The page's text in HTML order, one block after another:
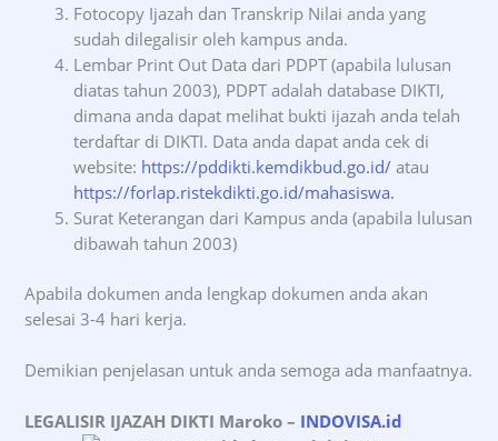
Fotocopy Ijazah dan Transkrip Nilai anda yang
sudah dilegalisir oleh kampus anda.
Lembar Print Out Data dari PDPT (apabila lulusan
diatas tahun 2003), PDPT adalah database DIKTI,
dimana anda dapat melihat bukti ijazah anda telah
terdaftar di DIKTI. Data anda dapat anda cek di
website: https://pddikti.kemdikbud.go.id/ atau
https://forlap.ristekdikti.go.id/mahasiswa.
Surat Keterangan dari Kampus anda (apabila lulusan
dibawah tahun 2003)
Apabila dokumen anda lengkap dokumen anda akan
selesai 3-4 hari kerja.
Demikian penjelasan untuk anda semoga ada manfaatnya.
LEGALISIR IJAZAH DIKTI Maroko– INDOVISA.id